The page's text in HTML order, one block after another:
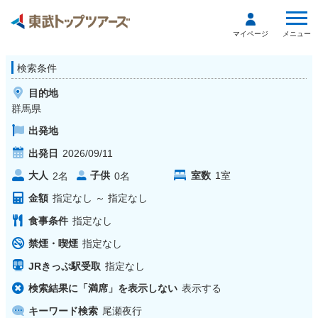
マイページ メニュー
検索条件
目的地
群馬県
出発地
出発日 2026/09/11
大人 2名 子供 0名 室数 1室
金額 指定なし ～ 指定なし
食事条件 指定なし
禁煙・喫煙 指定なし
JRきっぷ駅受取 指定なし
検索結果に「満席」を表示しない 表示する
キーワード検索 尾瀬夜行